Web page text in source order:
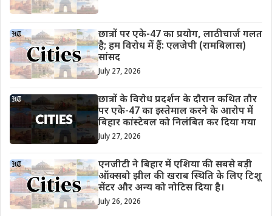
छात्रों पर एके-47 का प्रयोग, लाठीचार्ज गलत
है; हम विरोध में हैं: एलजेपी (रामबिलास)
सांसद
July 27, 2026
छात्रों के विरोध प्रदर्शन के दौरान कथित तौर
पर एके-47 का इस्तेमाल करने के आरोप में
बिहार कांस्टेबल को निलंबित कर दिया गया
July 27, 2026
एनजीटी ने बिहार में एशिया की सबसे बड़ी
ऑक्सबो झील की खराब स्थिति के लिए टिशू
सेंटर और अन्य को नोटिस दिया है।
July 26, 2026